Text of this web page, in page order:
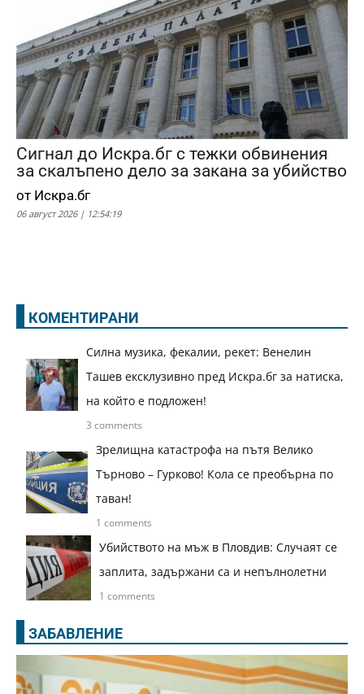
Сигнал до Искра.бг с тежки обвинения
за скалъпено дело за закана за убийство
от Искра.бг
06 август 2026 | 12:54:19
КОМЕНТИРАНИ
Силна музика, фекалии, рекет: Венелин
Ташев ексклузивно пред Искра.бг за натиска,
на който е подложен!
3 comments
Зрелищна катастрофа на пътя Велико
Търново – Гурково! Кола се преобърна по
таван!
1 comments
Убийството на мъж в Пловдив: Случаят се
заплита, задържани са и непълнолетни
1 comments
ЗАБАВЛЕНИЕ